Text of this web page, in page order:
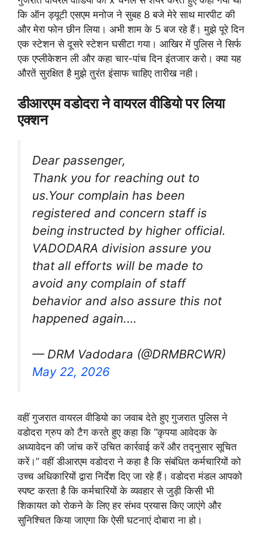
कि ऑन ड्यूटी एसएम मनोज ने सुबह 8 बजे मेरे साथ मारपीट की
और मेरा फोन छीन लिया। अभी शाम के 5 बज रहे हैं। मुझे पूरे दिन
एक स्टेशन से दूसरे स्टेशन घसीटा गया। आखिर में पुलिस ने सिर्फ
एक एप्लीकेशन ली और कहा चार-पांच दिन इंतजार करो। क्या यह
औरतें सुरक्षित है मुझे तुरंत इंसाफ चाहिए तारीख नही।
डीआरएम वडोदरा ने वायरल वीडियो पर लिया
एक्शन
Dear passenger,
Thank you for reaching out to
us.Your complain has been
registered and concern staff is
being instructed by higher official.
VADODARA division assure you
that all efforts will be made to
avoid any complain of staff
behavior and also assure this not
happened again.…
— DRM Vadodara (@DRMBRCWR)
May 22, 2026
वहीं गुजरात वायरल वीडियो का जवाब देते हुए गुजरात पुलिस ने
वडोदरा ग्रुप को टैग करते हुए कहा कि “कृपया आवेदक के
अध्यावेदन की जांच करें उचित कार्रवाई करें और तद्नुसार सूचित
करें।” वहीं डीआरएम वडोदरा ने कहा है कि संबंधित कर्मचारियों को
उच्च अधिकारियों द्वारा निर्देश दिए जा रहे हैं। वडोदरा मंडल आपको
स्पष्ट करता है कि कर्मचारियों के व्यवहार से जुड़ी किसी भी
शिकायत को रोकने के लिए हर संभव प्रयास किए जाएंगे और
सुनिश्चित किया जाएगा कि ऐसी घटनाएं दोबारा ना हो।